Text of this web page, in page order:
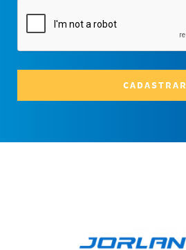
CADASTRAR